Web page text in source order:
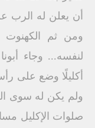
أن يعلن له الرب
ومن ثم الكهنوت
لنفسه... وجاء
أكليلًا وضع على
ولم يكن له سوى